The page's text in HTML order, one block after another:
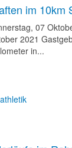
im 10km
07
2021
in...